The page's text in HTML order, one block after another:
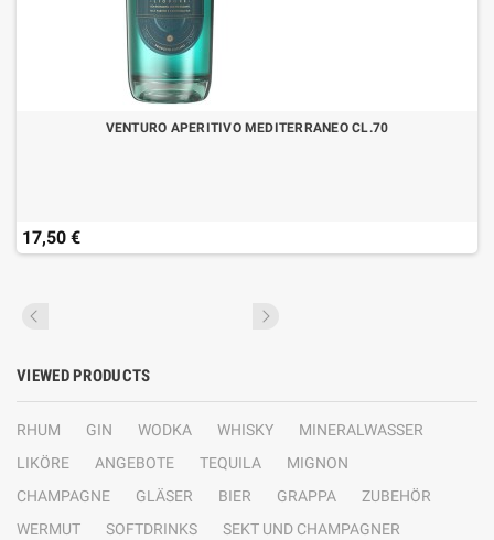
VENTURO APERITIVO MEDITERRANEO CL.70
17,50 €
VIEWED PRODUCTS
RHUM GIN WODKA WHISKY
MINERALWASSER
LIKÖRE
ANGEBOTE TEQUILA
MIGNON
CHAMPAGNE
GLÄSER BIER GRAPPA
ZUBEHÖR
WERMUT
SOFTDRINKS
SEKT UND CHAMPAGNER